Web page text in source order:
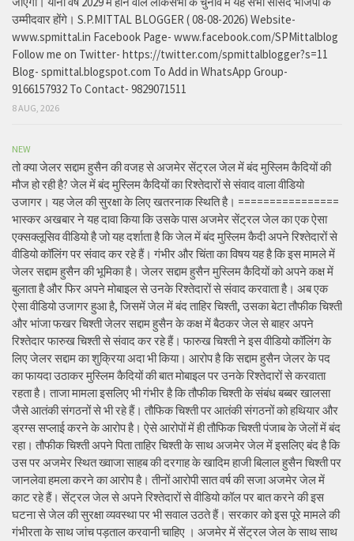
उम्मीदवार होंगे। S.P.MITTAL BLOGGER ( 08-08-2026) Website-
www.spmittal.in Facebook Page- www.facebook.com/SPMittalblog
Follow me on Twitter- https://twitter.com/spmittalblogger?s=11
Blog- spmittal.blogspot.com To Add in WhatsApp Group-
9166157932 To Contact- 9829071511
8 AUG, 2026
NEW
तो क्या जेलर सद्दाम हुसैन की वजह से अजमेर सेंट्रल जेल में बंद मुस्लिम कैदियों की
मौज हो रही है? जेल में बंद मुस्लिम कैदियों का रिश्तेदारों से संवाद वाला वीडियो
उजागर। यह जेल की सुरक्षा के लिए खतरनाक स्थिति है। ================
भास्कर अखबार ने यह दावा किया कि उसके पास अजमेर सेंट्रल जेल का एक ऐसा
एक्सक्लूसिव वीडियो है जो यह दर्शाता है कि जेल में बंद मुस्लिम कैदी अपने रिश्तेदारों से
वीडियो कॉलिंग पर संवाद कर रहे हैं। गंभीर और चिंता का विषय यह है कि इस मामले में
जेलर सद्दाम हुसैन की भूमिका है। जेलर सद्दाम हुसैन मुस्लिम कैदियों को अपने कक्ष में
बुलाता है और फिर अपने मोबाइल से उनके रिश्तेदारों से संवाद करवाता है। अब एक
ऐसा वीडियो उजागर हुआ है, जिसमें जेल में बंद ताहिर चिश्ती, उसका बेटा तौफीक चिश्ती
और भांजा फखर चिश्ती जेलर सद्दाम हुसैन के कक्ष में बैठकर जेल से बाहर अपने
रिश्तेदार फारुख चिश्ती से संवाद कर रहे हैं। फारुख चिश्ती ने इस वीडियो कॉलिंग के
लिए जेलर सद्दाम का शुक्रिया अदा भी किया। आरोप है कि सद्दाम हुसैन जेलर के पद
का फायदा उठाकर मुस्लिम कैदियों की बात मोबाइल पर उनके रिश्तेदारों से करवाता
रहता है। ताजा मामला इसलिए भी गंभीर है कि तौफीक चिश्ती के संबंध बब्बर खालसा
जैसे आतंकी संगठनों से भी रहे हैं। तौफिक चिश्ती पर आतंकी संगठनों को हथियार और
ड्रग्स सप्लाई करने के आरोप है। ऐसे आरोपों में ही तौफिक चिश्ती पंजाब के जेलों में बंद
रहा। तौफीक चिश्ती अपने पिता ताहिर चिश्ती के साथ अजमेर जेल में इसलिए बंद है कि
उस पर अजमेर स्थित ख्वाजा साहब की दरगाह के खादिम हाजी बिलाल हुसैन चिश्ती पर
जानलेवा हमला करने का आरोप है। तीनों आरोपी सात वर्ष की सजा अजमेर जेल में
काट रहे हैं। सेंट्रल जेल से अपने रिश्तेदारों से वीडियो कॉल पर बात करने की इस
घटना से जेल की सुरक्षा व्यवस्था पर भी सवाल उठते हैं। सरकार को इस पूरे मामले की
गंभीरता के साथ जांच पड़ताल करवानी चाहिए । अजमेर में सेंट्रल जेल के साथ साथ